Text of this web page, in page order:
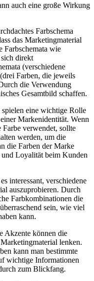
auch eine große Wirkung
Farbschema
‍das ⁤Marketingmaterial
Farbschemata wie
direkt
(verschiedene
Farben, die jeweils
die Verwendung
Gesamtbild schaffen.
eine wichtige Rolle
⁢Markenidentität. Wenn
Farbe verwendet,​ sollte
werden, um die
die‌ Farben der Marke
und Loyalität beim Kunden‍
interessant, verschiedene
auszuprobieren. Durch‌
⁢Farbkombinationen die⁢
sein, wie viel
⁤kann.
Akzente können⁣ die
lenken.
kann man bestimmte
wichtige Informationen
zum Blickfang.